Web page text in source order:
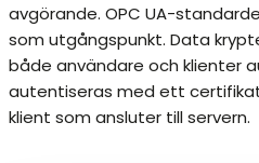
avgörande. OPC UA-
som utgångspunkt. Data
både användare och klienter
autentiseras med ett
klient som ansluter till servern.